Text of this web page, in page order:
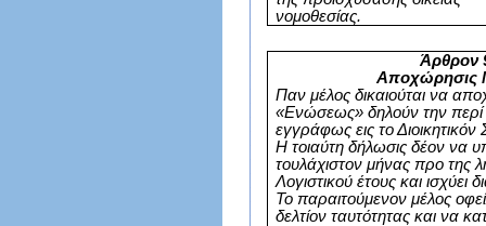
νομοθεσίας.
Άρθρον
Αποχώρησις
Παν μέλος δικαιούται να
«Ενώσεως» δηλούν την περί
εγγράφως εις το Διοικητικόν
Η τοιαύτη δήλωσις δέον να
τουλάχιστον μήνας προ της
Λογιστικού έτους και ισχύει
Το παραιτούμενον μέλος
δελτίον ταυτότητας και να